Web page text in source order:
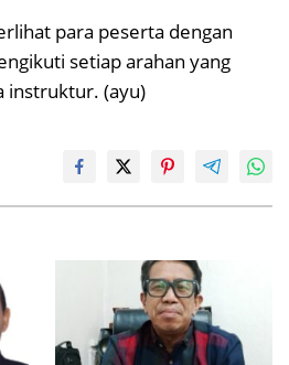
para peserta dengan
setiap arahan yang
instruktur. (ayu)